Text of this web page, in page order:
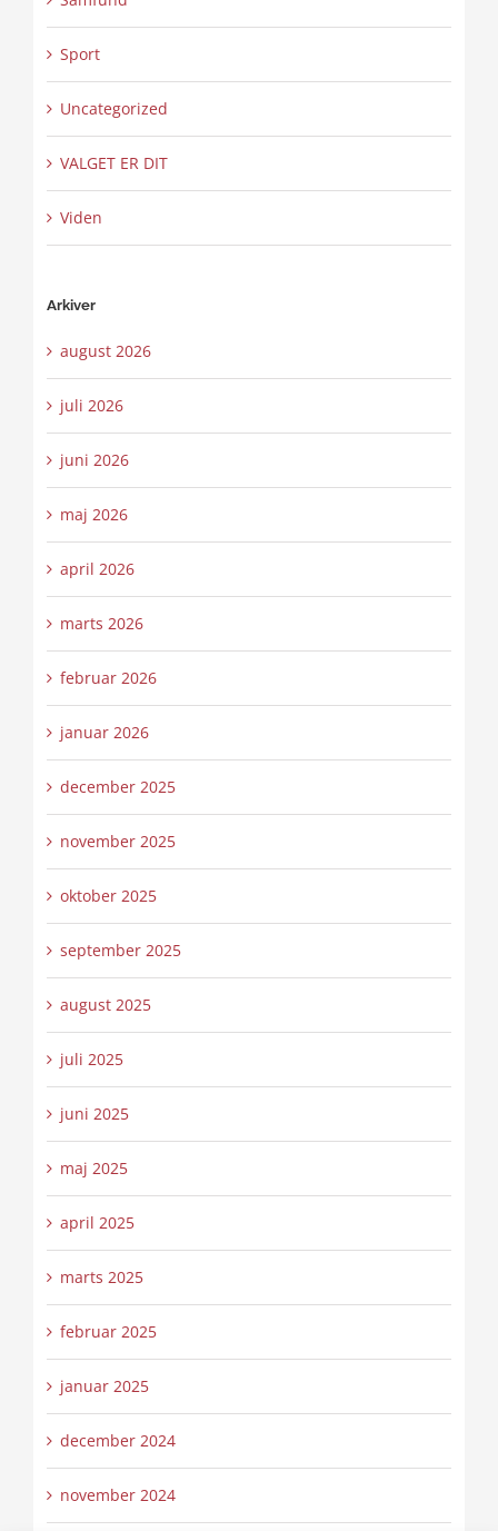
Sport
Uncategorized
VALGET ER DIT
Viden
Arkiver
august 2026
juli 2026
juni 2026
maj 2026
april 2026
marts 2026
februar 2026
januar 2026
december 2025
november 2025
oktober 2025
september 2025
august 2025
juli 2025
juni 2025
maj 2025
april 2025
marts 2025
februar 2025
januar 2025
december 2024
november 2024